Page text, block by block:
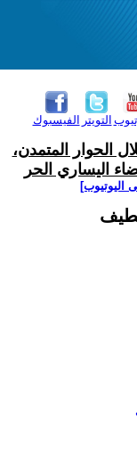
الفيسبوك التويتر
الحوار المتمدن،
اليساري الحر
اليوتيوب]